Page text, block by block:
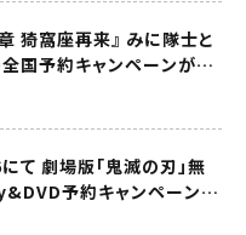
猗窩座再来』 みに隊士と
国予約キャンペーンが開
て 劇場版「鬼滅の刃」無
予約キャンペーン開